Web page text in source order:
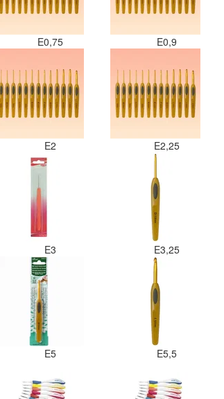
E0,75 E0,9
E2 E2,25
E3 E3,25
E5 E5,5